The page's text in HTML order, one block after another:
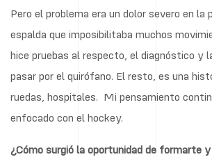
Pero el problema era un dolor severo en la
espalda que imposibilitaba muchos
hice pruebas al respecto, el diagnóstico y
pasar por el quirófano. El resto, es una
ruedas, hospitales. Mi pensamiento
enfocado con el hockey.
¿Cómo surgió la oportunidad de formarte